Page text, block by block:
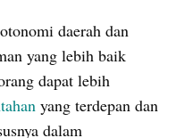
daerah dan
yang lebih baik
dapat lebih
yang terdepan dan
dalam